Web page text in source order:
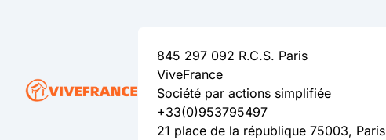
845 297 092 R.C.S. Paris
ViveFrance
Société par actions simplifiée
+33(0)953795497
21 place de la république 75003, Paris